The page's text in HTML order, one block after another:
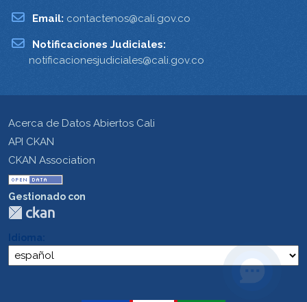
Email: contactenos@cali.gov.co
Notificaciones Judiciales:
notificacionesjudiciales@cali.gov.co
Acerca de Datos Abiertos Cali
API CKAN
CKAN Association
Gestionado con